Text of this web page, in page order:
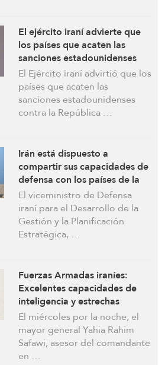
El ejército iraní advierte que
los países que acaten las
sanciones estadounidenses
«sin duda se enfrentarán a
problemas» en el estrecho de
Ormuz
El Ejército iraní advirtió que los
países que acaten las
sanciones estadounidenses
contra la República …
Irán está dispuesto a
compartir sus capacidades de
defensa con los países de la
Organización de Cooperación
de Shanghai (OCS)
El viceministro de Defensa
iraní para el Desarrollo de la
Gestión y la Planificación
Estratégica, …
Fuerzas Armadas iraníes:
Excelentes capacidades de
inteligencia y estrechas
relaciones con países
extranjeros que realizan
vigilancia satelital
El miércoles por la noche, el
mayor general Yahia Rahim
Safawi, asesor del comandante
en …